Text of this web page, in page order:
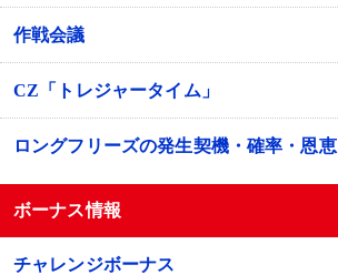
作戦会議
CZ「トレジャータイム」
ロングフリーズの発生契機・確率・恩恵
ボーナス情報
チャレンジボーナス